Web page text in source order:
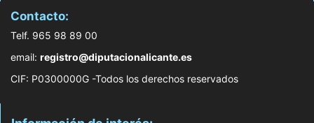
Contacto:
Telf. 965 98 89 00
email: registro@diputacionalicante.es
CIF: P0300000G -Todos los derechos reservados